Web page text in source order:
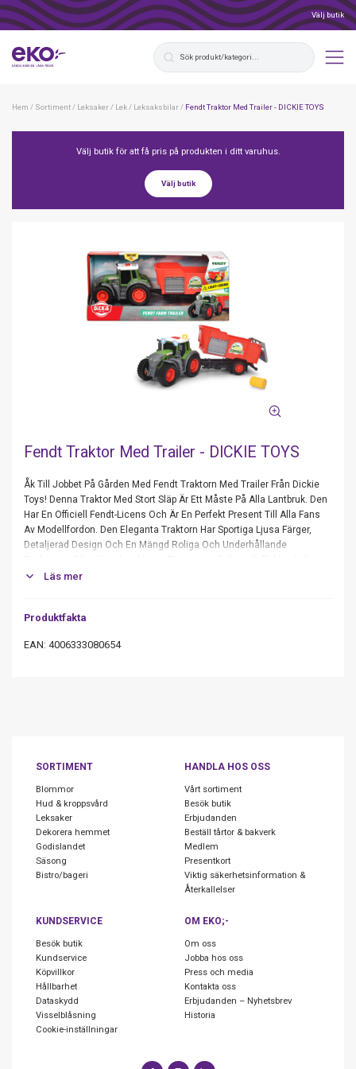
Välj butik
Hem / Sortiment/ Leksaker/ Lek/ Leksaksbilar/ Fendt Traktor Med Trailer - DICKIE TOYS
Välj butik för att få pris på produkten i ditt varuhus.
Välj butik
Fendt Traktor Med Trailer - DICKIE TOYS
Åk Till Jobbet På Gården Med Fendt Traktorn Med Trailer Från Dickie
Toys! Denna Traktor Med Stort Släp Är Ett Måste På Alla Lantbruk. Den
Har En Officiell Fendt-Licens Och Är En Perfekt Present Till Alla Fans
Av Modellfordon. Den Eleganta Traktorn Har Sportiga Ljusa Färger,
Detaljerad Design Och En Mängd Roliga Och Underhållande
Roterande Hjul, Samt En Trailer Med Tiltfunktion, Utfällbara Klaffar Och
Ingår (2Xaaa). Fendt Traktorn Med Trailer Från Dickie Toys Är 26 Cm
Läs mer
Produktfakta
EAN: 4006333080654
SORTIMENT
Blommor
Hud & kroppsvård
Leksaker
Dekorera hemmet
Godislandet
Säsong
Bistro/bageri
HANDLA HOS OSS
Vårt sortiment
Besök butik
Erbjudanden
Beställ tårtor & bakverk
Medlem
Presentkort
Viktig säkerhetsinformation &
Återkallelser
KUNDSERVICE
Besök butik
Kundservice
Köpvillkor
Hållbarhet
Dataskydd
Visselblåsning
Cookie-inställningar
OM EKO;-
Om oss
Jobba hos oss
Press och media
Kontakta oss
Erbjudanden – Nyhetsbrev
Historia